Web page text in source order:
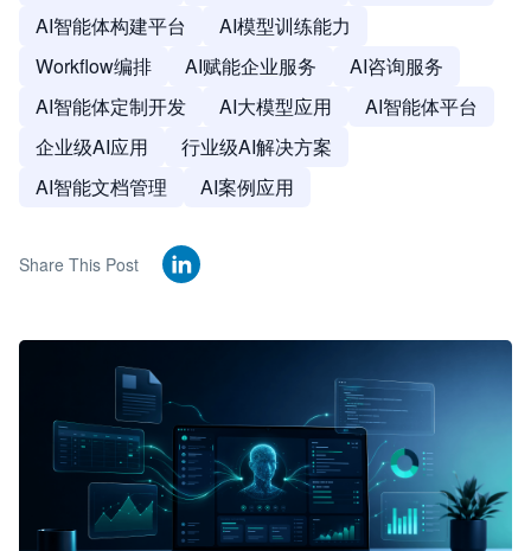
AI智能体构建平台
AI模型训练能力
Workflow编排
AI赋能企业服务
AI咨询服务
AI智能体定制开发
AI大模型应用
AI智能体平台
企业级AI应用
行业级AI解决方案
AI智能文档管理
AI案例应用
Share This Post